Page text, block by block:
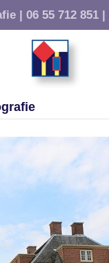
| 06 55 712 851 |